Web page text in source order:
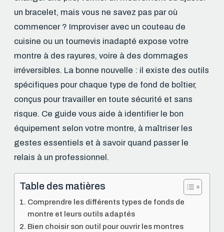
un bracelet, mais vous ne savez pas par où
commencer ? Improviser avec un couteau de
cuisine ou un tournevis inadapté expose votre
montre à des rayures, voire à des dommages
irréversibles. La bonne nouvelle : il existe des outils
spécifiques pour chaque type de fond de boîtier,
conçus pour travailler en toute sécurité et sans
risque. Ce guide vous aide à identifier le bon
équipement selon votre montre, à maîtriser les
gestes essentiels et à savoir quand passer le
relais à un professionnel.
Table des matières
Comprendre les différents types de fonds de
montre et leurs outils adaptés
Bien choisir son outil pour ouvrir les montres